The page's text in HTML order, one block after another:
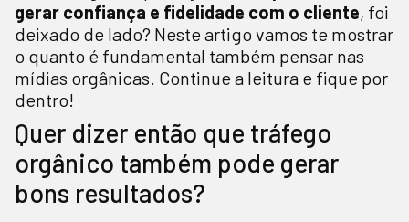
gerar confiança e fidelidade com o cliente, foi
deixado de lado? Neste artigo vamos te mostrar
o quanto é fundamental também pensar nas
mídias orgânicas. Continue a leitura e fique por
dentro!
Quer dizer então que tráfego
orgânico também pode gerar
bons resultados?